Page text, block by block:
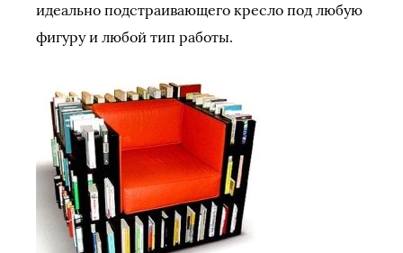
идеально подстраивающего кресло под любую
фигуру и любой тип работы.